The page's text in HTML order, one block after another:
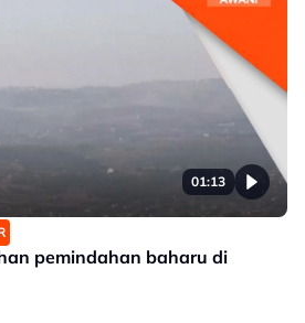
01:13
pemindahan baharu di